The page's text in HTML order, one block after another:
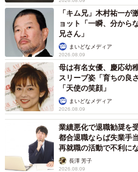
ったです」
――お父様は現役を何年続けられたの
「1962年ごろから2017年なので55年
年数！引退は78歳の時だったので、
けつけました」
――引退したあともピアノを弾いてら
「いえ、自宅にピアノがないのでほ
ね。ボランティアで病院や介護施設
といつも言ってます」
「キム兄」木村祐一が
ョット「一瞬、分から
兄さん」
まいどなメディア
2026.08.09
母は有名女優、慶応幼
スリーブ姿「育ちの良
「天使の笑顔」
まいどなメディア
2026.08.09
業績悪化で退職勧奨を
都合退職ならば失業手
再就職の活動で不利に
アカウンセラーが解説】
長澤 芳子
2026.08.09